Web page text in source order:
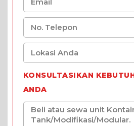
KONSULTASIKAN
ANDA